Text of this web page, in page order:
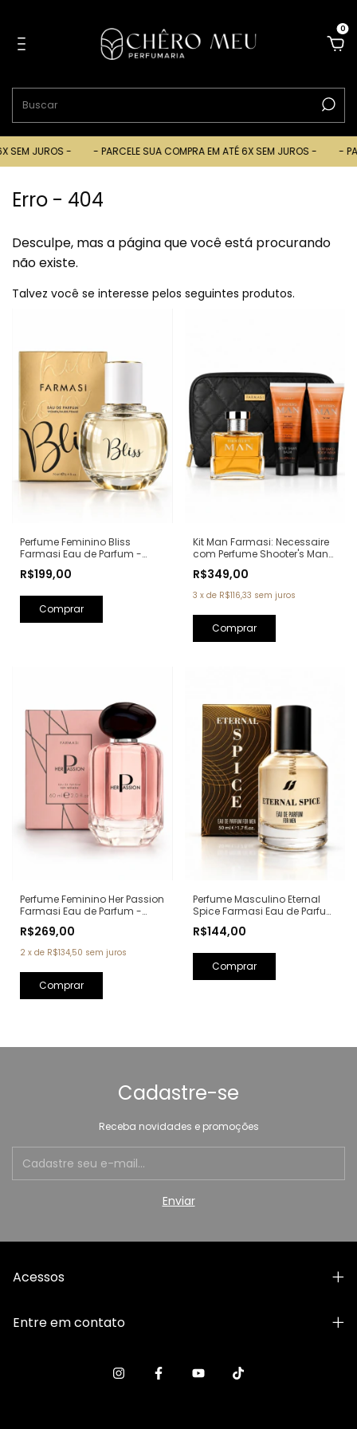
0
SEM JUROS - - PARCELE SUA COMPRA EM ATÉ 6X SEM JUROS - -
Erro - 404
Desculpe, mas a página que você está procurando
não existe.
Talvez você se interesse pelos seguintes produtos.
Perfume Feminino Bliss
Farmasi Eau de Parfum -
Jean Paul Gaultier)
R$199,00
Kit Man Farmasi: Necessaire
com Perfume Shooter's Man
Barba 100ml + Sabonete
100ml (Ref. Olfativa: One
Million Paco Rabanne)
R$349,00
3 x de R$116,33 sem juros
Perfume Feminino Her Passion
Farmasi Eau de Parfum -
Giorgio Armani)
R$269,00
2 x de R$134,50 sem juros
Perfume Masculino Eternal
Spice Farmasi Eau de Parfum
Carolina Herrera)
R$144,00
Cadastre-se
Receba novidades e promoções
Acessos
Entre em contato